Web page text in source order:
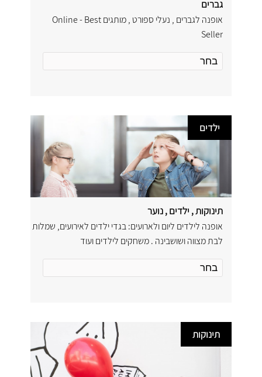
גברים
אופנה לגברים , נעלי ספורט , מותגים Online - Best
Seller
ילדים
תינוקות , ילדים , נוער
אופנה לילדים ליום ולארועים: בגדי ילדים לאירועים, שמלות
לבת מצווה ושושבינה . משחקים לילדים ועוד
תינוקות